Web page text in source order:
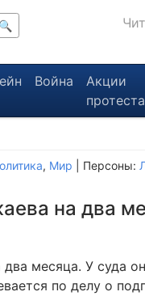
🔍
Война
Акции
протеста
, Мир | Персоны:
на два
месяца. У суда
по делу о